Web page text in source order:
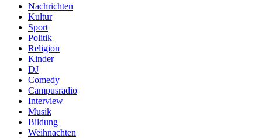
Nachrichten
Kultur
Sport
Politik
Religion
Kinder
DJ
Comedy
Campusradio
Interview
Musik
Bildung
Weihnachten